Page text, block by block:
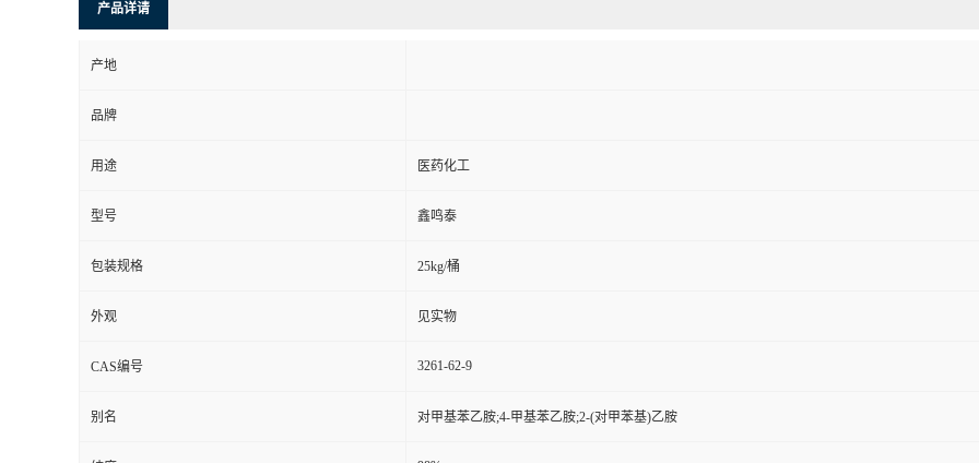
产品详请
产地
品牌
用途 医药化工
型号 鑫鸣泰
包装规格 25kg/桶
外观 见实物
CAS编号 3261-62-9
别名 对甲基苯乙胺;4-甲基苯乙胺;2-(对甲苯基)乙胺